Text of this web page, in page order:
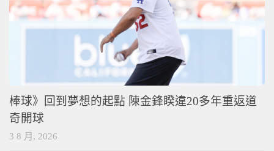
棒球》回到夢想的起點 陳金鋒睽違20多年重返道
奇開球
3 8 月, 2026